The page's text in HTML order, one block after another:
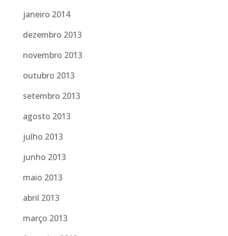
janeiro 2014
dezembro 2013
novembro 2013
outubro 2013
setembro 2013
agosto 2013
julho 2013
junho 2013
maio 2013
abril 2013
março 2013